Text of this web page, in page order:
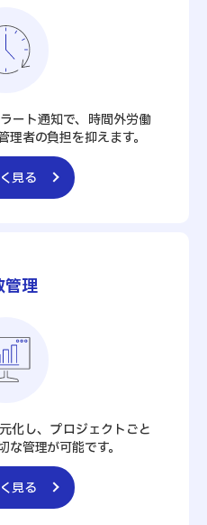
ート通知で、時間外労働
者の負担を抑えます。
見る
管理
化し、プロジェクトごと
管理が可能です。
見る